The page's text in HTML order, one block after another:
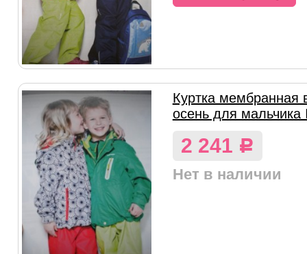
Куртка мембранная
осень для мальчика
2 241 Р
Нет в наличии